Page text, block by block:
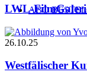
ABO
LWL-
26.10.25
Westfälischer